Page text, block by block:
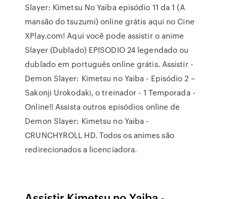
Slayer: Kimetsu No Yaiba episódio 11 da 1 (A
mansão do tsuzumi) online grátis aqui no Cine
XPlay.com! Aqui você pode assistir o anime
Slayer (Dublado) EPISODIO 24 legendado ou
dublado em português online grátis. Assistir -
Demon Slayer: Kimetsu no Yaiba - Episódio 2 –
Sakonji Urokodaki, o treinador - 1 Temporada -
Online!! Assista outros episódios online de
Demon Slayer: Kimetsu no Yaiba -
CRUNCHYROLL HD. Todos os animes são
redirecionados a licenciadora.